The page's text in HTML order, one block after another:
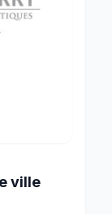
ville